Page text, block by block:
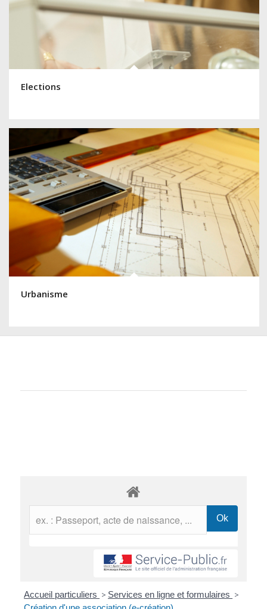
Elections
Urbanisme
Accueil particuliers > Services en ligne et formulaires >